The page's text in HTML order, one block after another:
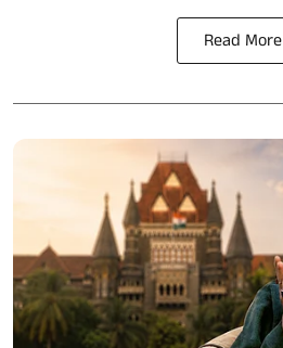
Read More